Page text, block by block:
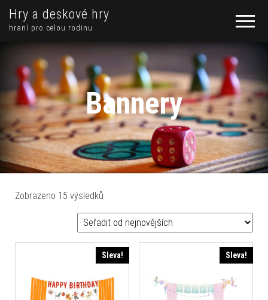
Hry a deskové hry
hraní pro celou rodinu
Bannery
Zobrazeno 15 výsledků
Sleva! Sleva!